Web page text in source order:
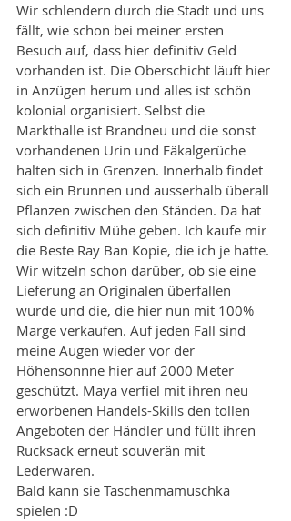
Wir schlendern durch die Stadt und uns
fällt, wie schon bei meiner ersten
Besuch auf, dass hier definitiv Geld
vorhanden ist. Die Oberschicht läuft hier
in Anzügen herum und alles ist schön
kolonial organisiert. Selbst die
Markthalle ist Brandneu und die sonst
vorhandenen Urin und Fäkalgerüche
halten sich in Grenzen. Innerhalb findet
sich ein Brunnen und ausserhalb überall
Pflanzen zwischen den Ständen. Da hat
sich definitiv Mühe geben. Ich kaufe mir
die Beste Ray Ban Kopie, die ich je hatte.
Wir witzeln schon darüber, ob sie eine
Lieferung an Originalen überfallen
wurde und die, die hier nun mit 100%
Marge verkaufen. Auf jeden Fall sind
meine Augen wieder vor der
Höhensonnne hier auf 2000 Meter
geschützt. Maya verfiel mit ihren neu
erworbenen Handels-Skills den tollen
Angeboten der Händler und füllt ihren
Rucksack erneut souverän mit
Lederwaren.
Bald kann sie Taschenmamuschka
spielen :D